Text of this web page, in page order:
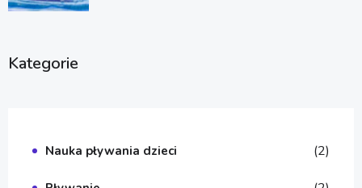
Kategorie
Nauka pływania dzieci (2)